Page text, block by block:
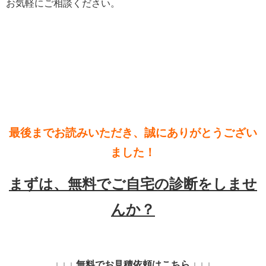
お気軽にご相談ください。
最後までお読みいただき、誠にありがとうござい
ました！
まずは、無料でご自宅の診断をしませ
んか？